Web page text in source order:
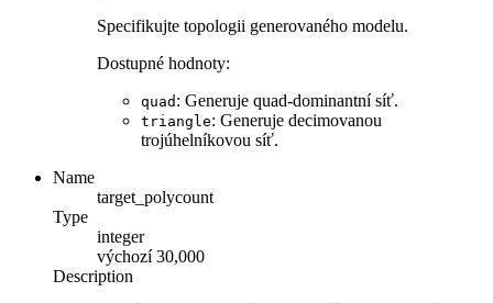
Specifikujte topologii generovaného modelu.
Dostupné hodnoty:
quad : Generuje quad-dominantní síť.
triangle: Generuje decimovanou
trojúhelníkovou síť.
Name
target_polycount
Type
integer
výchozí 30,000
Description